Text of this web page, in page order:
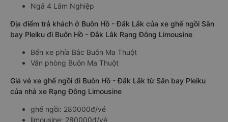
Ngã 4 Lâm Nghiệp
Địa điểm trả khách ở Buôn Hồ - Đắk Lắk của xe ghế ngồi Sân
bay Pleiku đi Buôn Hồ - Đắk Lắk Rạng Đông Limousine
Bến xe phía Bắc Buôn Ma Thuột
Văn phòng Buôn Ma Thuột
Giá vé xe ghế ngồi đi Buôn Hồ - Đắk Lắk từ Sân bay Pleiku
của nhà xe Rạng Đông Limousine
ghế ngồi: 280000đ/vé
limousine: 280000đ/vé